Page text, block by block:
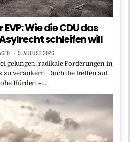
Wie die CDU das
schleifen will
9. AUGUST 2026
gelungen, radikale Forderungen in
zu verankern. Doch die treffen auf
Hürden –…